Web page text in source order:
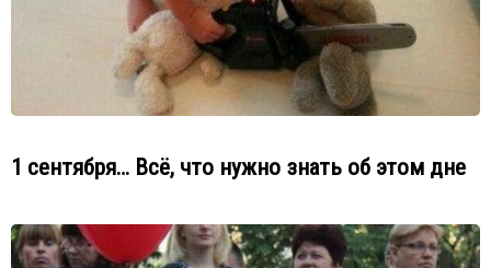
1 сентября… Всё, что нужно знать об этом дне